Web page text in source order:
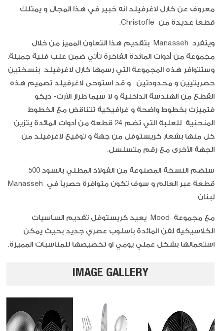
معروف عن كارل لاغرفيلد انه خبير في هذا المجال و يمتلك
قطعاً عديدة من Christofle.
ويتفرد Manasseh بتقديم هذا التعاون المميز من خلال
مجموعة من أدوات المائدة الفاخرة تأتي ضمن علب فنية جميلة.
وستتوافر هذه المجموعة التي رسمها كارل لاغرفيلد بنسختين
حصريتيين و محدودتين . و قد استوحى لاغرفيلد تصميم هذه
القطع من الهندسة الداخلية و لا سيما طراز الآرت- ديكو
فتميزت بخطوط واضحة و غرافيكية تتناقض مع الخطوط
المنحنية للعلبة التي تضم 24 قطعة من أدوات المائدة يتزين
كل منها بشعار كريستوفل من جهة و توقيع لاغرفيلد من
الجهة الأخرى مع رقم متسلسل.
ستضم النسخة المصنوعة من الفولاذ المطلي بالسود 500
قطعة عبر العالم و سوف تكون متوافرة حصرياً في Manasseh
لبنان.
مع مجموعة Mood يعيد كريستوفل تقديم الساسيات
الكلاسيكية لفن المائدة باسلوب عصري جديد بحيث يمكن
استعمالها بشكل عملي يومي او تخصيصها للمناسبات المميزة.
IMAGE GALLERY